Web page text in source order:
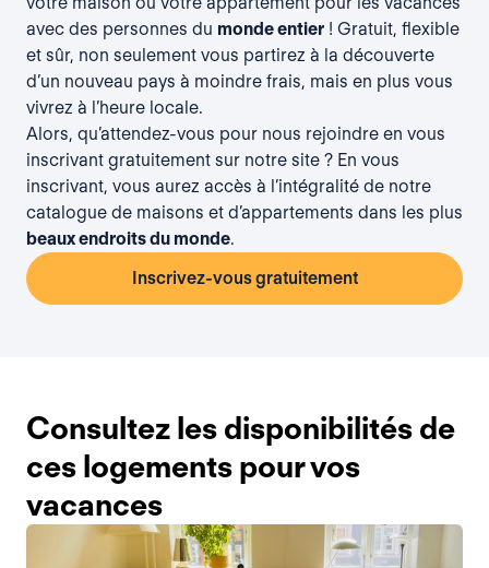
avec des personnes du monde entier ! Gratuit, flexible
et sûr, non seulement vous partirez à la découverte
d’un nouveau pays à moindre frais, mais en plus vous
vivrez à l’heure locale.
Alors, qu’attendez-vous pour nous rejoindre en vous
inscrivant gratuitement sur notre site ? En vous
inscrivant, vous aurez accès à l’intégralité de notre
catalogue de maisons et d’appartements dans les plus
beaux endroits du monde.
Inscrivez-vous gratuitement
Consultez les disponibilités de
ces logements pour vos
vacances